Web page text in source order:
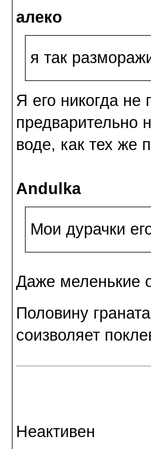
алеко
я так
Я его никогда не
предварительно
воде, как тех же
Andulka
Мои дурачки
Даже меленькие
Половину
соизволяет
Неактивен